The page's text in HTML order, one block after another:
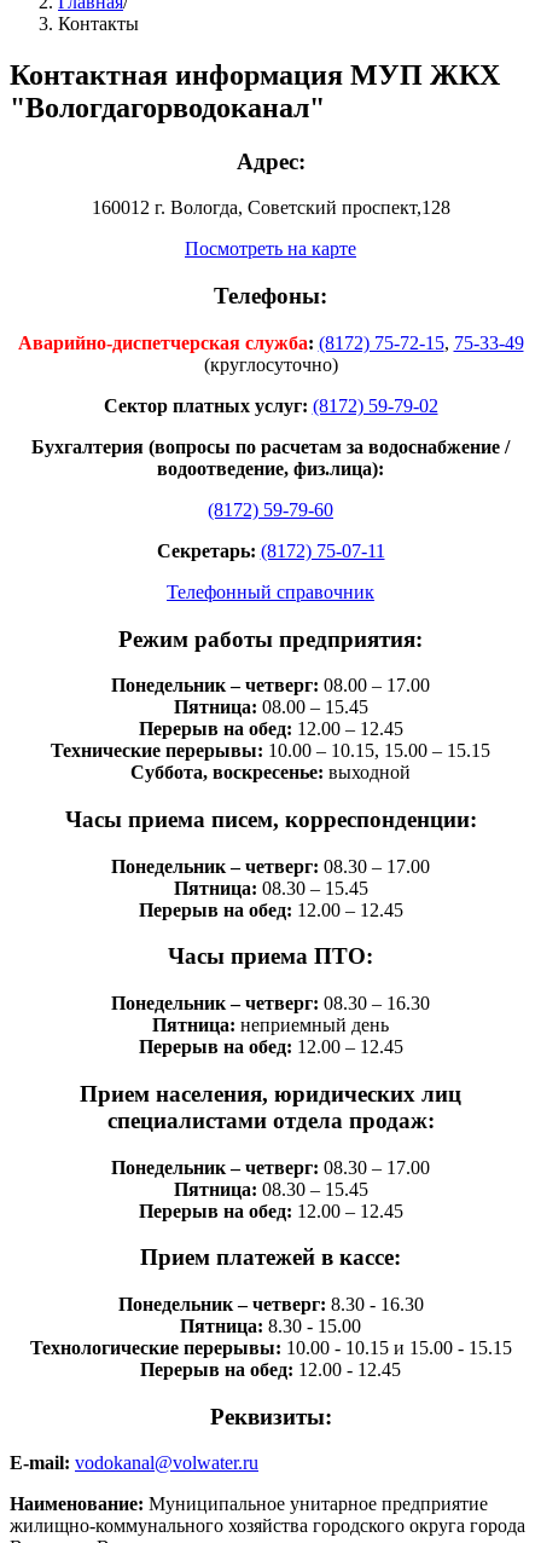
Контакты
Контактная информация МУП ЖКХ
"Вологдагорводоканал"
Адрес:
160012 г. Вологда, Советский проспект,128
Посмотреть на карте
Телефоны:
Аварийно-диспетчерская служба: (8172) 75-72-15, 75-33-49
(круглосуточно)
Сектор платных услуг: (8172) 59-79-02
Бухгалтерия (вопросы по расчетам за водоснабжение /
водоотведение, физ.лица):
(8172) 59-79-60
Секретарь: (8172) 75-07-11
Телефонный справочник
Режим работы предприятия:
Понедельник – четверг: 08.00 – 17.00
Пятница: 08.00 – 15.45
Перерыв на обед: 12.00 – 12.45
Технические перерывы: 10.00 – 10.15, 15.00 – 15.15
Суббота, воскресенье: выходной
Часы приема писем, корреспонденции:
Понедельник – четверг: 08.30 – 17.00
Пятница: 08.30 – 15.45
Перерыв на обед: 12.00 – 12.45
Часы приема ПТО:
Понедельник – четверг: 08.30 – 16.30
Пятница: неприемный день
Перерыв на обед: 12.00 – 12.45
Прием населения, юридических лиц
специалистами отдела продаж:
Понедельник – четверг: 08.30 – 17.00
Пятница: 08.30 – 15.45
Перерыв на обед: 12.00 – 12.45
Прием платежей в кассе:
Понедельник – четверг: 8.30 - 16.30
Пятница: 8.30 - 15.00
Технологические перерывы: 10.00 - 10.15 и 15.00 - 15.15
Перерыв на обед: 12.00 - 12.45
Реквизиты:
E-mail: vodokanal@volwater.ru
Наименование: Муниципальное унитарное предприятие
жилищно-коммунального хозяйства городского округа города